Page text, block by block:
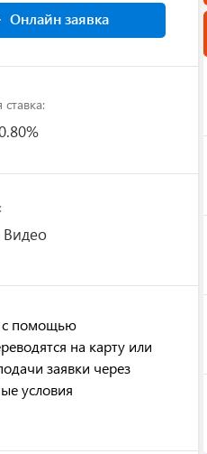
Онлайн заявка
с помощью
на карту или
заявки через
условия